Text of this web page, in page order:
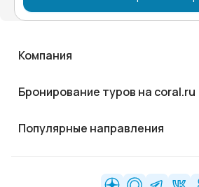
Компания
Бронирование туров на coral.ru
Популярные направления